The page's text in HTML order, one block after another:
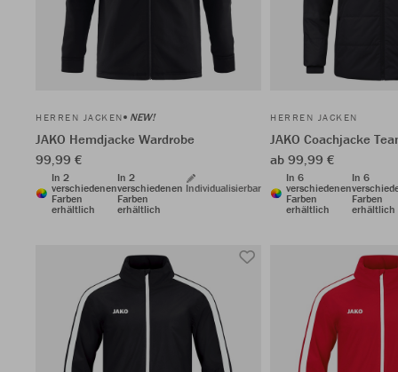
HERREN JACKEN NEW!
JAKO Hemdjacke Wardrobe
99,99 €
In 2
verschiedenen
Farben
erhältlich
In 2
verschiedenen
Farben
erhältlich
Individualisierbar
HERREN JACKEN
JAKO Coachjacke
ab 99,99 €
In 6
verschiedenen
Farben
erhältlich
In 6
Farben
erhältlich